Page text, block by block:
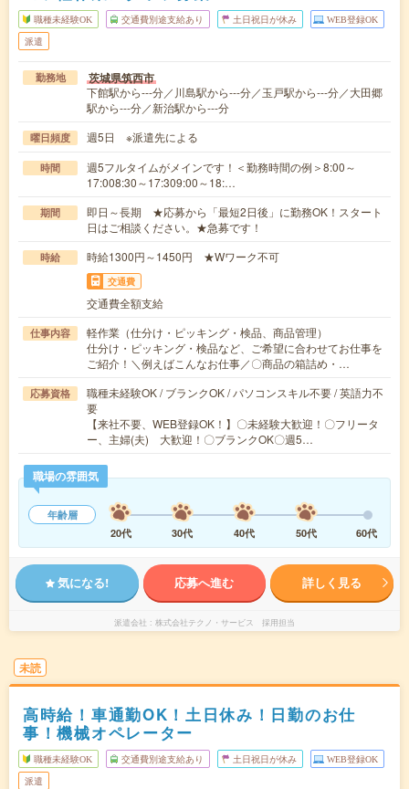
職種未経験OK 交通費別途支給あり 土日祝日が休み WEB登録OK
派遣
勤務地 茨城県筑西市
下館駅から---分／川島駅から---分／玉戸駅から---分／大田郷
駅から---分／新治駅から---分
曜日頻度 週5日 ※派遣先による
時間
週5フルタイムがメインです！＜勤務時間の例＞8:00～
17:008:30～17:309:00～18:…
期間
即日～長期 ★応募から「最短2日後」に勤務OK！スタート
日はご相談ください。★急募です！
時給 時給1300円～1450円 ★Wワーク不可
交通費
交通費全額支給
仕事内容
軽作業（仕分け・ピッキング・検品、商品管理）
仕分け・ピッキング・検品など、ご希望に合わせてお仕事を
ご紹介！＼例えばこんなお仕事／〇商品の箱詰め・…
応募資格
職種未経験OK / ブランクOK / パソコンスキル不要 / 英語力不
要
【来社不要、WEB登録OK！】〇未経験大歓迎！〇フリータ
ー、主婦(夫) 大歓迎！〇ブランクOK〇週5…
職場の雰囲気
年齢層
20代
30代 40代 50代 60代
気になる! 応募へ進む 詳しく見る
派遣会社 株式会社テクノ・サービス 採用担当
未読
高時給！車通勤OK！土日休み！日勤のお仕
事！機械オペレーター
職種未経験OK 交通費別途支給あり 土日祝日が休み WEB登録OK
派遣